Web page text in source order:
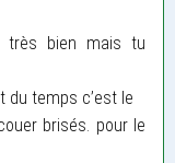
très bien mais tu
du temps c’est le
brisés. pour le